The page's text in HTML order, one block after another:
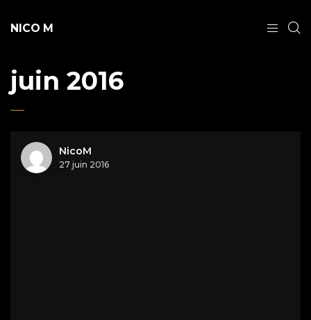
NICO M
juin 2016
NicoM
27 juin 2016